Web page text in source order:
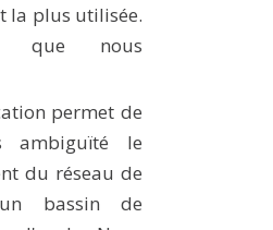
la plus utilisée.
que nous
permet de
ambiguïté le
du réseau de
bassin de